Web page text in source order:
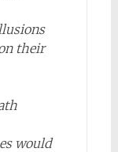
their
would